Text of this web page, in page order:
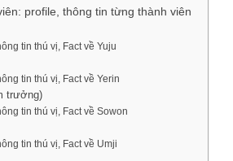
profile, thông tin từng thành viên
tin thú vị, Fact về Yuju
tin thú vị, Fact về Yerin
trưởng)
tin thú vị, Fact về Sowon
tin thú vị, Fact về Umji